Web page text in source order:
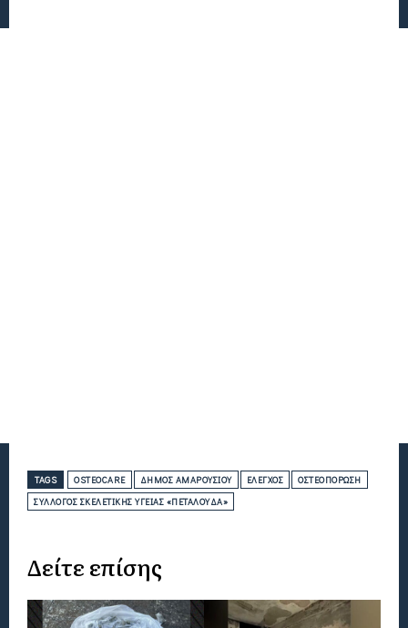
TAGS OSTEOCARE ΔΉΜΟΣ ΑΜΑΡΟΥΣΊΟΥ ΈΛΕΓΧΟΣ
ΟΣΤΕΟΠΌΡΩΣΗ
ΣΎΛΛΟΓΟΣ ΣΚΕΛΕΤΙΚΉΣ ΥΓΕΊΑΣ «ΠΕΤΑΛΟΎΔΑ»
Δείτε επίσης